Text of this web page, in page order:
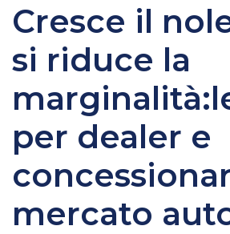
Cresce il
si riduce la
per dealer e
mercato